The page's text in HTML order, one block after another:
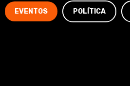
EVENTOS POLÍTICA